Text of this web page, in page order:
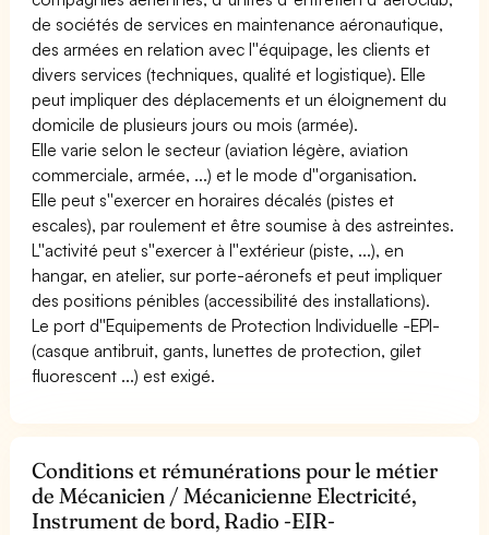
de sociétés de services en maintenance aéronautique,
des armées en relation avec l''équipage, les clients et
divers services (techniques, qualité et logistique). Elle
peut impliquer des déplacements et un éloignement du
domicile de plusieurs jours ou mois (armée).
Elle varie selon le secteur (aviation légère, aviation
commerciale, armée, ...) et le mode d''organisation.
Elle peut s''exercer en horaires décalés (pistes et
escales), par roulement et être soumise à des astreintes.
L''activité peut s''exercer à l''extérieur (piste, ...), en
hangar, en atelier, sur porte-aéronefs et peut impliquer
des positions pénibles (accessibilité des installations).
Le port d''Equipements de Protection Individuelle -EPI-
(casque antibruit, gants, lunettes de protection, gilet
fluorescent ...) est exigé.
Conditions et rémunérations pour le métier
de Mécanicien / Mécanicienne Electricité,
Instrument de bord, Radio -EIR-